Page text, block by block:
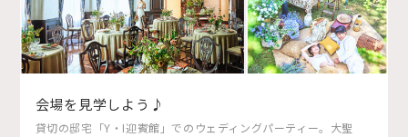
会場を見学しよう♪
貸切の邸宅「Y・I迎賓館」でのウェディングパーティー。大聖